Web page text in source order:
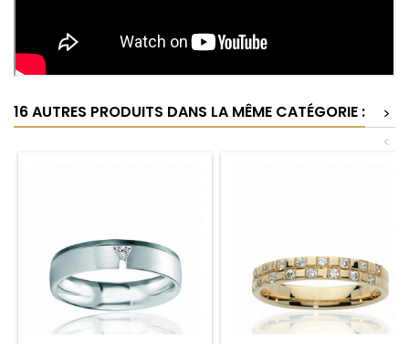
16 AUTRES PRODUITS DANS LA MÊME CATÉGORIE :
>
<